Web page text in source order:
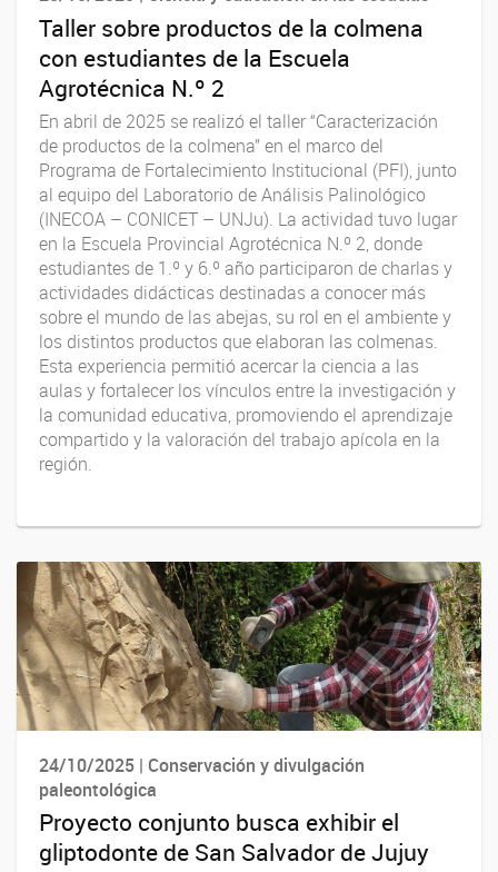
Taller sobre productos de la colmena
con estudiantes de la Escuela
Agrotécnica N.º 2
En abril de 2025 se realizó el taller “Caracterización
de productos de la colmena” en el marco del
Programa de Fortalecimiento Institucional (PFI), junto
al equipo del Laboratorio de Análisis Palinológico
(INECOA – CONICET – UNJu). La actividad tuvo lugar
en la Escuela Provincial Agrotécnica N.º 2, donde
estudiantes de 1.º y 6.º año participaron de charlas y
actividades didácticas destinadas a conocer más
sobre el mundo de las abejas, su rol en el ambiente y
los distintos productos que elaboran las colmenas.
Esta experiencia permitió acercar la ciencia a las
aulas y fortalecer los vínculos entre la investigación y
la comunidad educativa, promoviendo el aprendizaje
compartido y la valoración del trabajo apícola en la
región.
24/10/2025 | Conservación y divulgación
paleontológica
Proyecto conjunto busca exhibir el
gliptodonte de San Salvador de Jujuy